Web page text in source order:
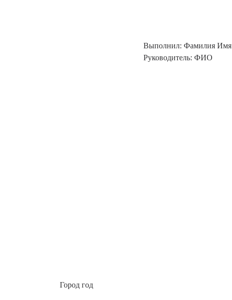
Выполнил: Фамилия Имя
Руководитель: ФИО
Город год